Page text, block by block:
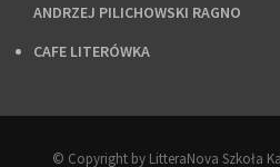
ANDRZEJ PILICHOWSKI RAGNO
CAFE LITERÓWKA
© Copyright by LitteraNova Szkoła